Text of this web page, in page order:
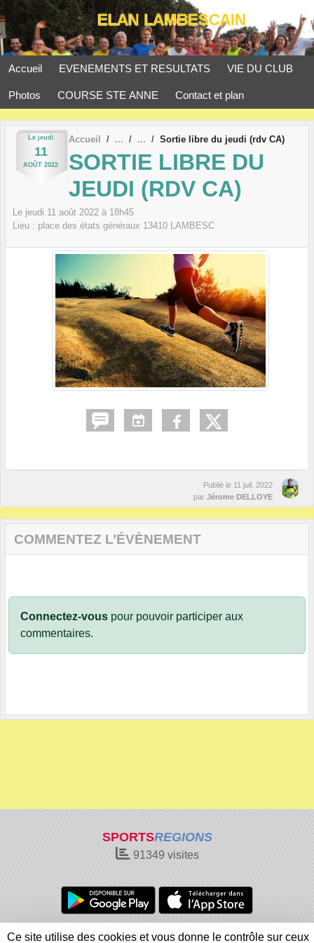
Accueil EVENEMENTS ET RESULTATS VIE DU CLUB
Photos COURSE STE ANNE Contact et plan
Le jeudi
11
AOÛT 2022
Accueil Sortie libre du jeudi (rdv CA)
SORTIE LIBRE DU
JEUDI (RDV CA)
Le jeudi 11 août 2022 à 18h45
Lieu : place des états généraux 13410 LAMBESC
Publié le 11 juil. 2022
par Jérome DELLOYE
COMMENTEZ L’ÉVÈNEMENT
Connectez-vous pour pouvoir participer aux
commentaires.
SPORTSREGIONS
91349 visites
Charte cookies
Gestion des cookies
Panneau de gestion des cookies
Ce site utilise des cookies et vous donne le contrôle sur ceux